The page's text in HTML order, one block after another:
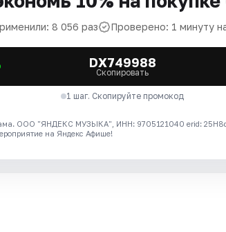
8 056 раз Проверено: 1 минуту
DX749988
Скопировать
1 шаг. Скопируйте промокод
ООО "ЯНДЕКС МУЗЫКА", ИНН: 9705121040 erid:
на Яндекс Афише!